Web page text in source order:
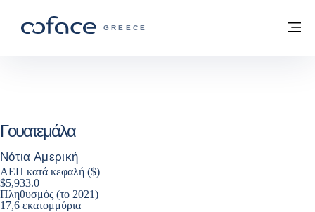
COFACE FOR TRADE - ΙΣΤΟΣΕΛΊΔΑ
GREECE
Πίσω στην Αρχική
Γουατεμάλα
Νότια Αμερική
ΑΕΠ κατά κεφαλή ($)
$5,933.0
Πληθυσμός (το 2021)
17,6 εκατομμύρια